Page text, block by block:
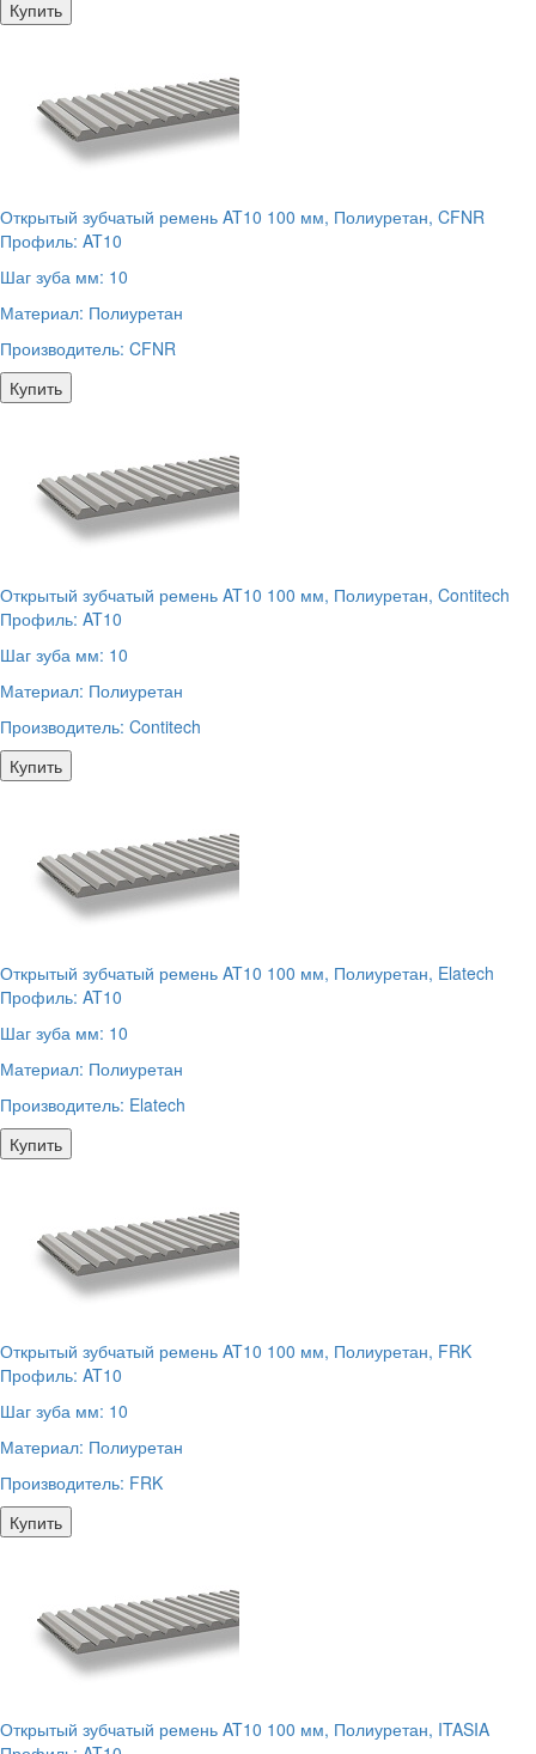
Купить
Открытый зубчатый ремень AT10 100 мм, Полиуретан, CFNR
Профиль: AT10
Шаг зуба мм: 10
Материал: Полиуретан
Производитель: CFNR
Купить
Открытый зубчатый ремень AT10 100 мм, Полиуретан, Contitech
Профиль: AT10
Шаг зуба мм: 10
Материал: Полиуретан
Производитель: Contitech
Купить
Открытый зубчатый ремень AT10 100 мм, Полиуретан, Elatech
Профиль: AT10
Шаг зуба мм: 10
Материал: Полиуретан
Производитель: Elatech
Купить
Открытый зубчатый ремень AT10 100 мм, Полиуретан, FRK
Профиль: AT10
Шаг зуба мм: 10
Материал: Полиуретан
Производитель: FRK
Купить
Открытый зубчатый ремень AT10 100 мм, Полиуретан, ITASIA